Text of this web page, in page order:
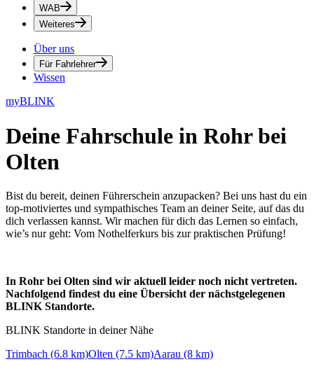
WAB
Weiteres
Über uns
Für Fahrlehrer
Wissen
myBLINK
Deine Fahrschule in Rohr bei
Olten
Bist du bereit, deinen Führerschein anzupacken? Bei uns hast du ein
top-motiviertes und sympathisches Team an deiner Seite, auf das du
dich verlassen kannst. Wir machen für dich das Lernen so einfach,
wie’s nur geht: Vom Nothelferkurs bis zur praktischen Prüfung!
In Rohr bei Olten sind wir aktuell leider noch nicht vertreten.
Nachfolgend findest du eine Übersicht der nächstgelegenen
BLINK Standorte.
BLINK Standorte in deiner Nähe
Trimbach (6.8 km)Olten (7.5 km)Aarau (8 km)